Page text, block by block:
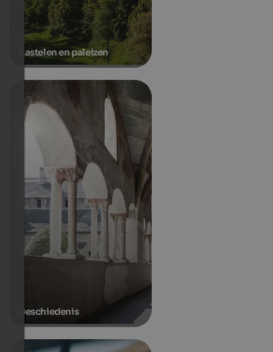
Kastelen en paleizen
Geschiedenis